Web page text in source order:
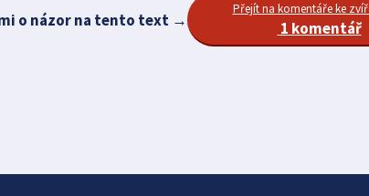
o názor na tento text →
Přejít na komentáře ke
1 komentář